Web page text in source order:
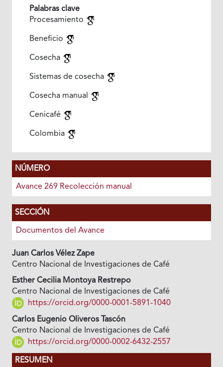
Palabras clave
Procesamiento
Beneficio
Cosecha
Sistemas de cosecha
Cosecha manual
Cenicafé
Colombia
NÚMERO
Avance 269 Recolección manual
SECCIÓN
Documentos del Avance
Juan Carlos Vélez Zape
Centro Nacional de Investigaciones de Café
Esther Cecilia Montoya Restrepo
Centro Nacional de Investigaciones de Café
https://orcid.org/0000-0001-5891-1040
Carlos Eugenio Oliveros Tascón
Centro Nacional de Investigaciones de Café
https://orcid.org/0000-0002-6432-2557
RESUMEN